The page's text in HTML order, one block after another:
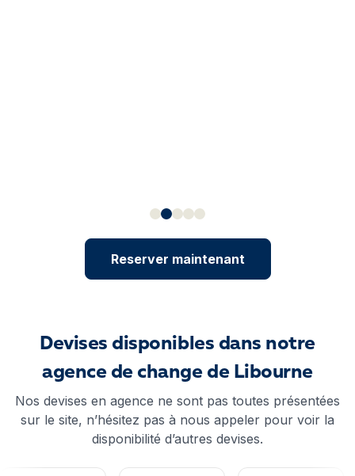
Reserver maintenant
Devises disponibles dans notre
agence de change de Libourne
Nos devises en agence ne sont pas toutes présentées
sur le site, n’hésitez pas à nous appeler pour voir la
disponibilité d’autres devises.